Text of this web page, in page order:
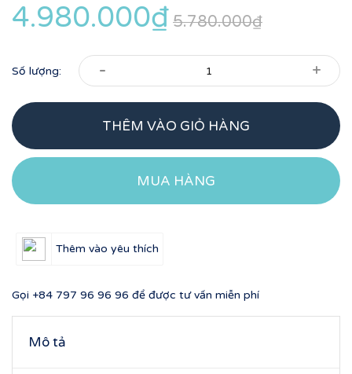
4.980.000₫ 5.780.000₫
Số lượng: - +
THÊM VÀO GIỎ HÀNG
MUA HÀNG
Thêm vào yêu thích
Gọi +84 797 96 96 96 để được tư vấn miễn phí
Mô tả